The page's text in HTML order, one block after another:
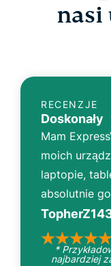
nasi
RECENZJE
Doskonały
Mam
moich
laptopie,
absolutnie
*
najbardziej